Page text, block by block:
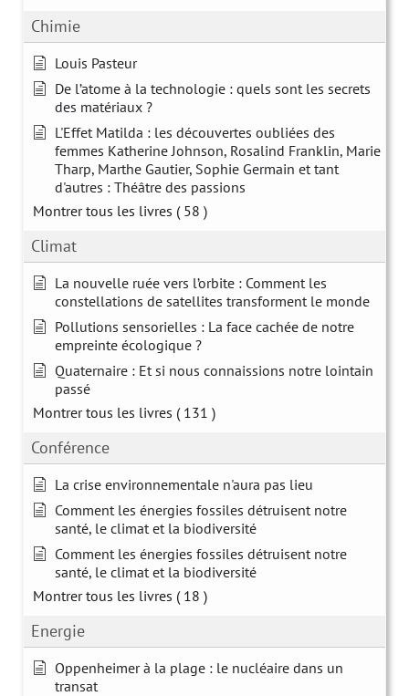
Chimie
Louis Pasteur
De l’atome à la technologie : quels sont les secrets
des matériaux ?
L'Effet Matilda : les découvertes oubliées des
femmes Katherine Johnson, Rosalind Franklin, Marie
Tharp, Marthe Gautier, Sophie Germain et tant
d'autres : Théâtre des passions
Montrer tous les livres ( 58 )
Climat
La nouvelle ruée vers l’orbite : Comment les
constellations de satellites transforment le monde
Pollutions sensorielles : La face cachée de notre
empreinte écologique ?
Quaternaire : Et si nous connaissions notre lointain
passé
Montrer tous les livres ( 131 )
Conférence
La crise environnementale n'aura pas lieu
Comment les énergies fossiles détruisent notre
santé, le climat et la biodiversité
Comment les énergies fossiles détruisent notre
santé, le climat et la biodiversité
Montrer tous les livres ( 18 )
Energie
Oppenheimer à la plage : le nucléaire dans un
transat